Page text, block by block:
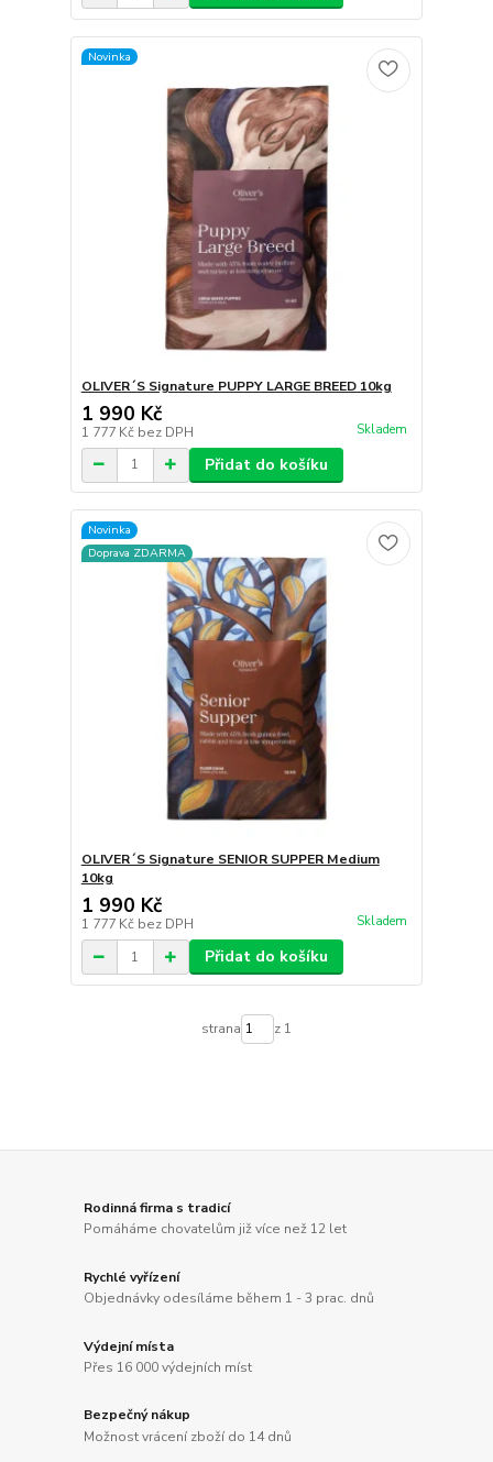
Novinka
OLIVER´S Signature PUPPY LARGE BREED 10kg
1 990 Kč
1 777 Kč bez DPH Skladem
Přidat do košíku
Novinka
Doprava ZDARMA
OLIVER´S Signature SENIOR SUPPER Medium
10kg
1 990 Kč
1 777 Kč bez DPH Skladem
Přidat do košíku
strana z 1
Rodinná firma s tradicí
Pomáháme chovatelům již více než 12 let
Rychlé vyřízení
Objednávky odesíláme během 1 - 3 prac. dnů
Výdejní místa
Přes 16 000 výdejních míst
Bezpečný nákup
Možnost vrácení zboží do 14 dnů